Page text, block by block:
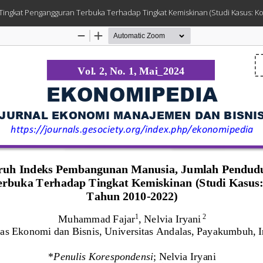
Pengangguran Terbuka Terhadap Tingkat Kemiskinan (Studi Kasus: